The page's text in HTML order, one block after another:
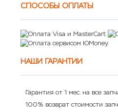
СПОСОБЫ ОПЛАТЫ
НАШИ ГАРАНТИИ
Гарантия от 1 мес. на все
100% возврат стоимости